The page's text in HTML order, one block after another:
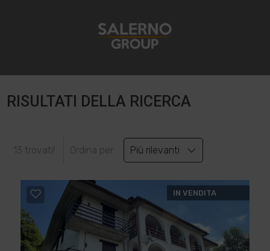
RISULTATI DELLA RICERCA
13 trovati! Ordina per: Più rilevanti
IN VENDITA